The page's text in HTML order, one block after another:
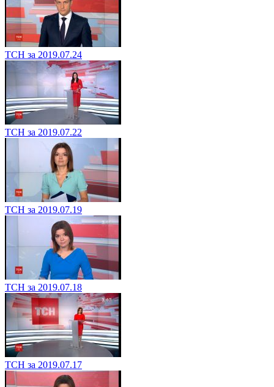
ТСН за 2019.07.24
ТСН за 2019.07.22
ТСН за 2019.07.19
ТСН за 2019.07.18
ТСН за 2019.07.17